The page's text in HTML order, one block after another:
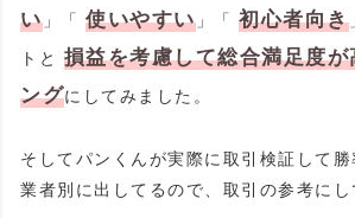
い」「 使いやすい」「 初心者向き
トと 損益を考慮して総合満足度
ングにしてみました。
そしてパンくんが実際に取引検証して
業者別に出してるので、取引の参考にし